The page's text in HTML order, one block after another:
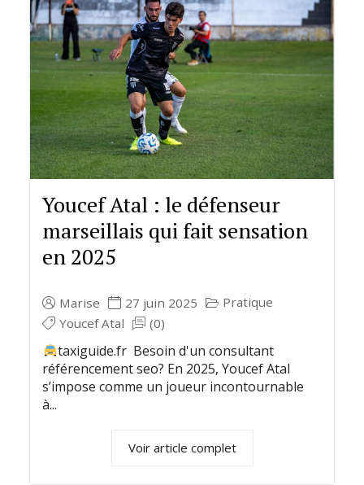
Youcef Atal : le défenseur
marseillais qui fait sensation
en 2025
Marise 27 juin 2025
Pratique
Youcef Atal
(0)
taxiguide.fr Besoin d'un consultant
référencement seo? En 2025, Youcef Atal
s’impose comme un joueur incontournable
à...
Voir article complet